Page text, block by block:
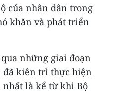
của nhân dân trong
khăn và phát triển
những giai đoạn
đã kiên trì thực hiện
là kể từ khi Bộ